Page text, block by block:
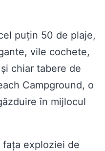
puțin 50 de plaje,
vile cochete,
chiar tabere de
Campground, o
în mijlocul
exploziei de